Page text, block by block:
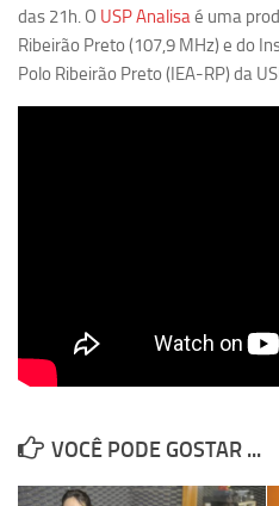
Relatórios
Revista Estudos Avançados
das 21h. O USP Analisaé uma
Ribeirão Preto (107,9 MHz) e do
Polo Ribeirão Preto (IEA-RP) da
VOCÊ PODE GOSTAR ...